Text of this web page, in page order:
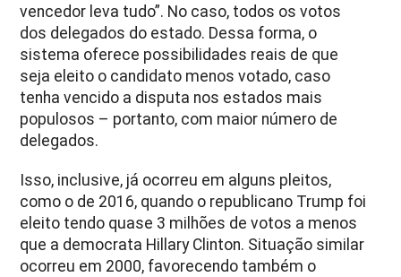
vencedor leva tudo”. No caso, todos os votos
dos delegados do estado. Dessa forma, o
sistema oferece possibilidades reais de que
seja eleito o candidato menos votado, caso
tenha vencido a disputa nos estados mais
populosos – portanto, com maior número de
delegados.
Isso, inclusive, já ocorreu em alguns pleitos,
como o de 2016, quando o republicano Trump foi
eleito tendo quase 3 milhões de votos a menos
que a democrata Hillary Clinton. Situação similar
ocorreu em 2000, favorecendo também o